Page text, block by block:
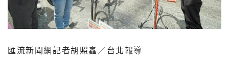
匯流新聞網記者胡照鑫／台北報導